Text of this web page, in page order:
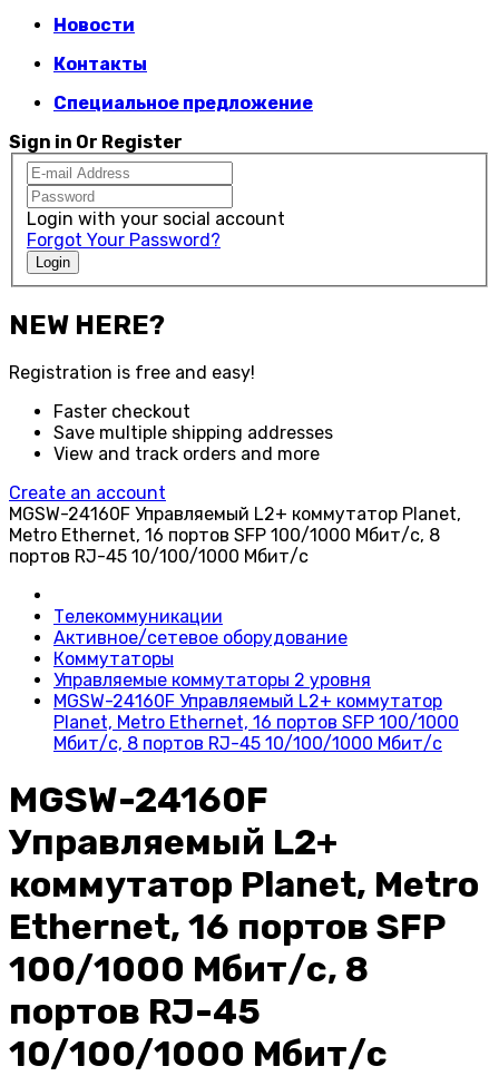
Новости
Контакты
Специальное предложение
Sign in Or Register
Login with your social account
Forgot Your Password?
Login
NEW HERE?
Registration is free and easy!
Faster checkout
Save multiple shipping addresses
View and track orders and more
Create an account
MGSW-24160F Управляемый L2+ коммутатор Planet,
Metro Ethernet, 16 портов SFP 100/1000 Мбит/с, 8
портов RJ-45 10/100/1000 Мбит/с
Телекоммуникации
Активное/сетевое оборудование
Коммутаторы
Управляемые коммутаторы 2 уровня
MGSW-24160F Управляемый L2+ коммутатор
Planet, Metro Ethernet, 16 портов SFP 100/1000
Мбит/с, 8 портов RJ-45 10/100/1000 Мбит/с
MGSW-24160F
Управляемый L2+
коммутатор Planet, Metro
Ethernet, 16 портов SFP
100/1000 Мбит/с, 8
портов RJ-45
10/100/1000 Мбит/с